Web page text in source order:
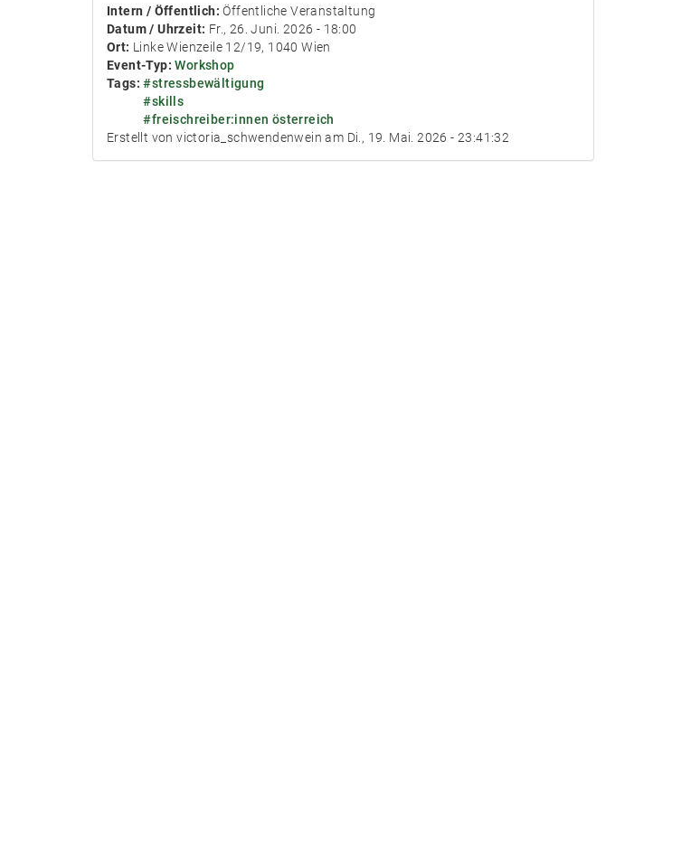
Intern / Öffentlich:Öffentliche Veranstaltung
Datum / Uhrzeit: Fr., 26. Juni. 2026 - 18:00
Ort: Linke Wienzeile 12/19, 1040 Wien
Event-Typ:Workshop
Tags:#stressbewältigung
#skills
#freischreiber:innen österreich
Erstellt von victoria_schwendenwein am Di., 19. Mai. 2026 - 23:41:32